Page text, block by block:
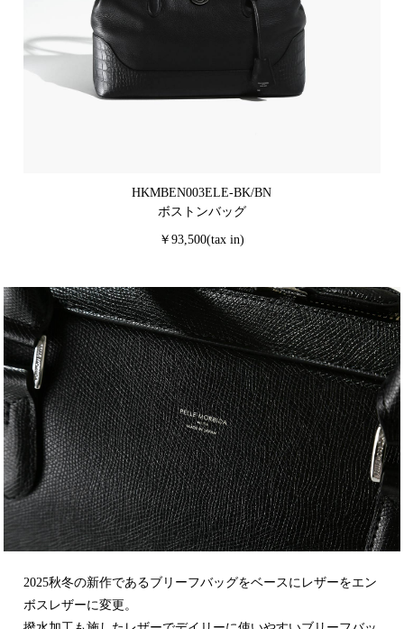
HKMBEN003ELE-BK/BN
ボストンバッグ
￥93,500(tax in)
2025秋冬の新作であるブリーフバッグをベースにレザーをエン
ボスレザーに変更。